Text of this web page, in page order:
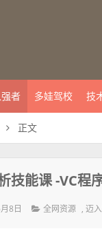
者 多娃驾校 技
正文
技能课 -VC程
8日 全网资源 ,迈